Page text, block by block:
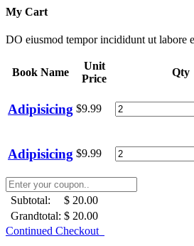
My Cart
DO eiusmod tempor incididunt ut labore
Book Name
Unit
Price
Qty
Adipisicing $9.99
Adipisicing $9.99
Subtotal:
$ 20.00
Grandtotal: $ 20.00
Continued Checkout